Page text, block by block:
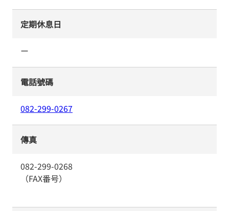
定期休息日
ー
電話號碼
082-299-0267
傳真
082-299-0268
（FAX番号）